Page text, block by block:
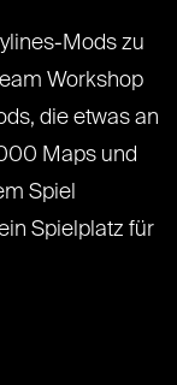
Mods zu
Workshop
die etwas an
Maps und
Spiel
Spielplatz für